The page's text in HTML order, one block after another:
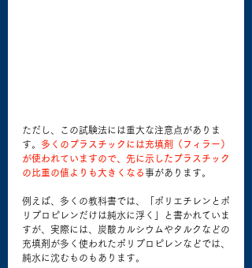
ただし、この試験法には重大な注意点がありま
す。 多くのプラスチックには充填剤（フィラー）
が使われていますので、先に示したプラスチック
の比重の値よりも大きくなる事があります。
例えば、多くの教科書では、「ポリエチレンとポ
リプロピレンだけは純水に浮く」と書かれていま
すが、実際には、炭酸カルシウムやタルクなどの
充填剤が多く使われたポリプロピレンなどでは、
純水に沈むものもあります。